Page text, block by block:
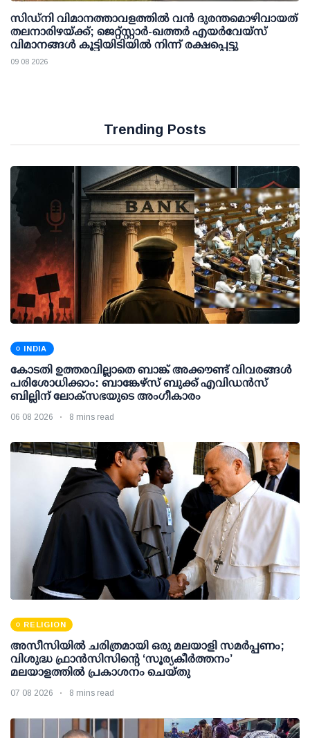
സിഡ്‌നി വിമാനത്താവളത്തിൽ വൻ ദുരന്തമൊഴിവായത്
തലനാരിഴയ്ക്ക്; ജെറ്റ്‌സ്റ്റാർ-ഖത്തർ എയർവേയ്‌സ്
വിമാനങ്ങൾ കൂട്ടിയിടിയിൽ നിന്ന് രക്ഷപ്പെട്ടു
09 08 2026
Trending Posts
INDIA
കോടതി ഉത്തരവില്ലാതെ ബാങ്ക് അക്കൗണ്ട് വിവരങ്ങള്‍
പരിശോധിക്കാം: ബാങ്കേഴ്സ് ബുക്ക് എവിഡന്‍സ്
ബില്ലിന് ലോക്സഭയുടെ അംഗീകാരം
06 08 2026 8 mins read
RELIGION
അസീസിയിൽ ചരിത്രമായി ഒരു മലയാളി സമർപ്പണം;
വിശുദ്ധ ഫ്രാൻസിസിന്റെ ‘സൂര്യകീർത്തനം’
മലയാളത്തിൽ പ്രകാശനം ചെയ്തു
07 08 2026 8 mins read